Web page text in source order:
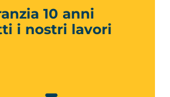
10 anni
i nostri lavori